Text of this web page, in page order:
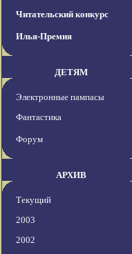
Читательский конкурс
Илья-Премия
ДЕТЯМ
Электронные пампасы
Фантастика
Форум
АРХИВ
Текущий
2003
2002